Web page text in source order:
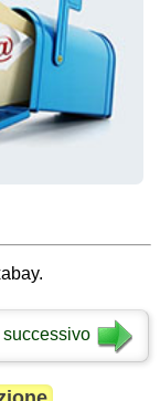
successivo